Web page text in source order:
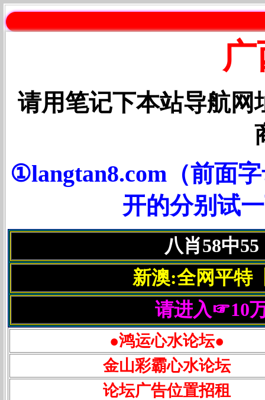
请用笔记下本站导航网
①langtan8.com（前面
开的分别试
八肖58中
新澳:全网平特
请进入☞10
●鸿运心水论坛●
金山彩霸心水论坛
论坛广告位置招租